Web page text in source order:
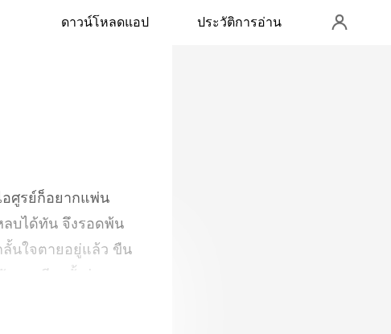
ดาวน์โหลดแอป ประวัติการอ่าน
ลบได้ทัน จึงรอดพ้น